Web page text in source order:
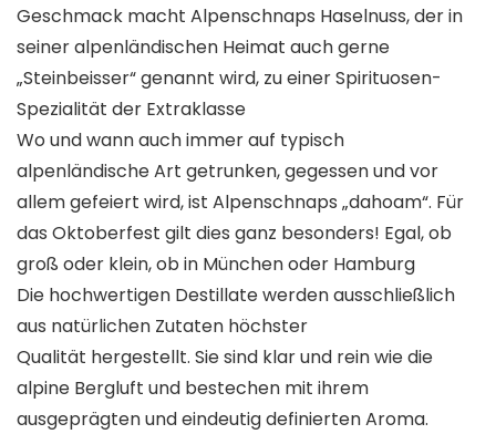
Geschmack macht Alpenschnaps Haselnuss, der in
seiner alpenländischen Heimat auch gerne
„Steinbeisser“ genannt wird, zu einer Spirituosen-
Spezialität der Extraklasse
Wo und wann auch immer auf typisch
alpenländische Art getrunken, gegessen und vor
allem gefeiert wird, ist Alpenschnaps „dahoam“. Für
das Oktoberfest gilt dies ganz besonders! Egal, ob
groß oder klein, ob in München oder Hamburg
Die hochwertigen Destillate werden ausschließlich
aus natürlichen Zutaten höchster
Qualität hergestellt. Sie sind klar und rein wie die
alpine Bergluft und bestechen mit ihrem
ausgeprägten und eindeutig definierten Aroma.